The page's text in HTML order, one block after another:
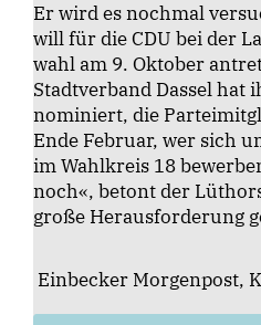
Er wird es nochmal
will für die CDU bei der
wahl am 9. Oktober
Stadtverband Dassel hat
nominiert, die
Ende Februar, wer sich
im Wahlkreis 18
noch«, betont der
große Herausforderung
Einbecker Morgenpost,